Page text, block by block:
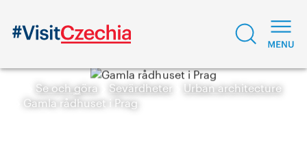
Se och göra Sevärdheter
Urban architecture
Gamla rådhuset i Prag